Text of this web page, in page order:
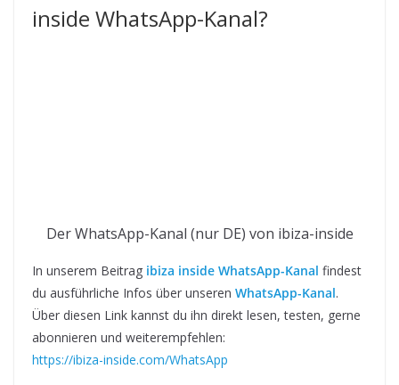
inside WhatsApp-Kanal?
Der WhatsApp-Kanal (nur DE) von ibiza-inside
In unserem Beitrag ibiza inside WhatsApp-Kanal findest
du ausführliche Infos über unseren WhatsApp-Kanal.
Über diesen Link kannst du ihn direkt lesen, testen, gerne
abonnieren und weiterempfehlen:
https://ibiza-inside.com/WhatsApp